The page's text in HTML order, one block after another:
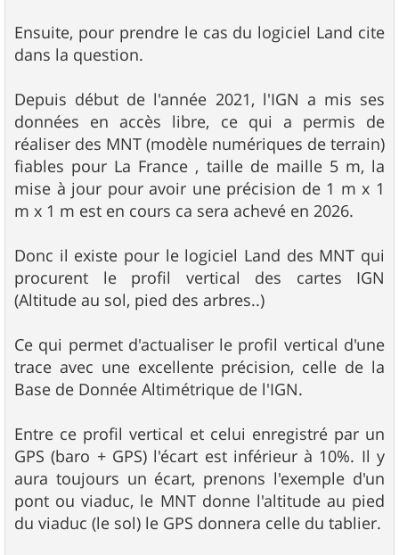
Ensuite, pour prendre le cas du logiciel Land cite
dans la question.
Depuis début de l'année 2021, l'IGN a mis ses
données en accès libre, ce qui a permis de
réaliser des MNT (modèle numériques de terrain)
fiables pour La France , taille de maille 5 m, la
mise à jour pour avoir une précision de 1 m x 1
m x 1 m est en cours ca sera achevé en 2026.
Donc il existe pour le logiciel Land des MNT qui
procurent le profil vertical des cartes IGN
(Altitude au sol, pied des arbres..)
Ce qui permet d'actualiser le profil vertical d'une
trace avec une excellente précision, celle de la
Base de Donnée Altimétrique de l'IGN.
Entre ce profil vertical et celui enregistré par un
GPS (baro + GPS) l'écart est inférieur à 10%. Il y
aura toujours un écart, prenons l'exemple d'un
pont ou viaduc, le MNT donne l'altitude au pied
du viaduc (le sol) le GPS donnera celle du tablier.